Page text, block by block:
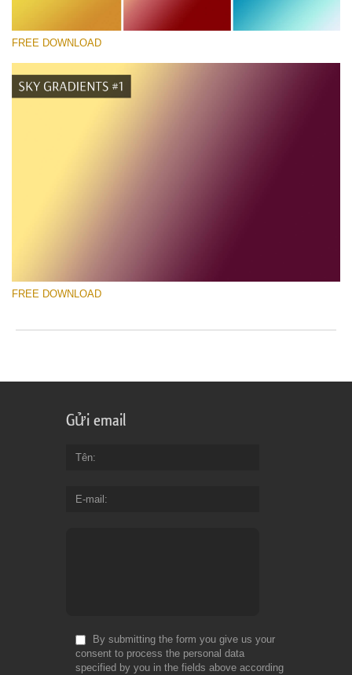
FREE DOWNLOAD
FREE DOWNLOAD
Gửi email
Tên
E-mail
By submitting the form you give us your
consent to process the personal data
specified by you in the fields above according